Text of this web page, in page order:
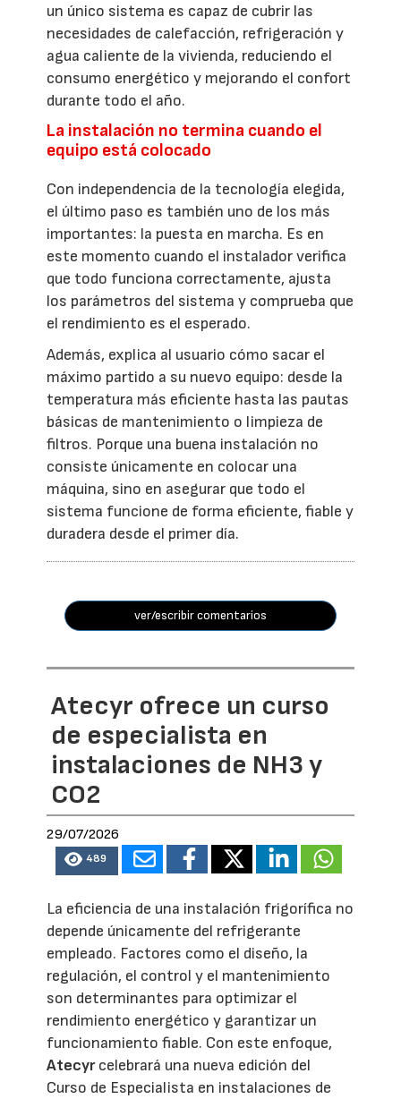
un único sistema es capaz de cubrir las
necesidades de calefacción, refrigeración y
agua caliente de la vivienda, reduciendo el
consumo energético y mejorando el confort
durante todo el año.
La instalación no termina cuando el
equipo está colocado
Con independencia de la tecnología elegida,
el último paso es también uno de los más
importantes: la puesta en marcha. Es en
este momento cuando el instalador verifica
que todo funciona correctamente, ajusta
los parámetros del sistema y comprueba que
el rendimiento es el esperado.
Además, explica al usuario cómo sacar el
máximo partido a su nuevo equipo: desde la
temperatura más eficiente hasta las pautas
básicas de mantenimiento o limpieza de
filtros. Porque una buena instalación no
consiste únicamente en colocar una
máquina, sino en asegurar que todo el
sistema funcione de forma eficiente, fiable y
duradera desde el primer día.
ver/escribir comentarios
Atecyr ofrece un curso
de especialista en
instalaciones de NH3 y
CO2
29/07/2026
489
La eficiencia de una instalación frigorífica no
depende únicamente del refrigerante
empleado. Factores como el diseño, la
regulación, el control y el mantenimiento
son determinantes para optimizar el
rendimiento energético y garantizar un
funcionamiento fiable. Con este enfoque,
Atecyrcelebrará una nueva edición del
Curso de Especialista en instalaciones de